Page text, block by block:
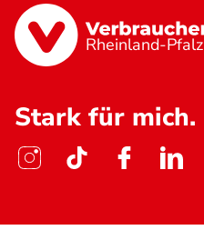
Rheinland-Pfalz
Stark für mich.